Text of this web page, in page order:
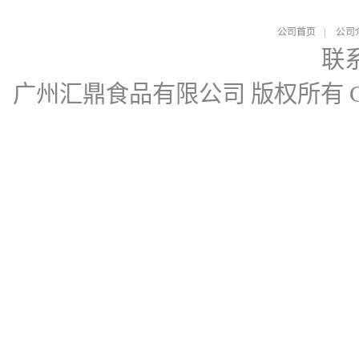
公司首页 公司
联
广州汇鼎食品有限公司 版权所有